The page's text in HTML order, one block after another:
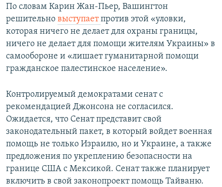
По словам Карин Жан-Пьер, Вашингтон
решительно выступаетпротив этой «уловки,
которая ничего не делает для охраны границы,
ничего не делает для помощи жителям Украины» в
самообороне и «лишает гуманитарной помощи
гражданское палестинское население».
Контролируемый демократами сенат с
рекомендацией Джонсона не согласился.
Ожидается, что Сенат представит свой
законодательный пакет, в который войдет военная
помощь не только Израилю, но и Украине, а также
предложения по укреплению безопасности на
границе США с Мексикой. Сенат также планирует
включить в свой законопроект помощь Тайваню.